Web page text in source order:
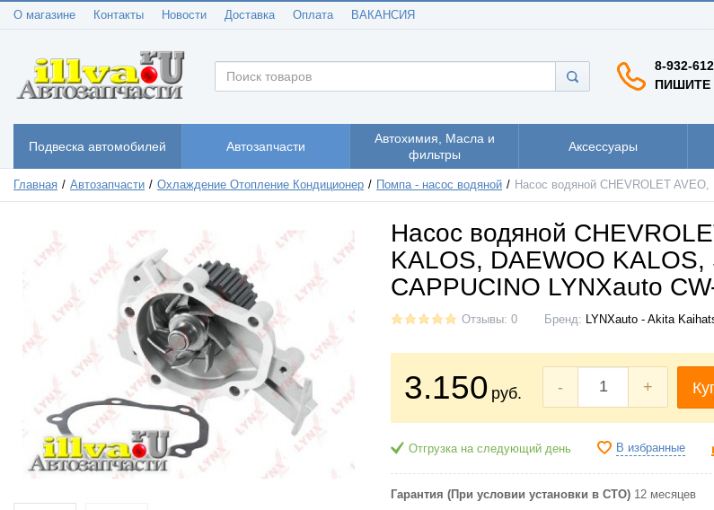
О магазине Контакты Новости Доставка Оплата ВАКАНСИЯ
8-932-
ПИШИТЕ
Подвеска автомобилей Автозапчасти
Автохимия, Масла и
фильтры
Аксессуары
Главная Автозапчасти Охлаждение Отопление Кондиционер Помпа - насос водяной Насос водяной CHEVROLET
Насос водяной
KALOS, DAEWOO KALOS,
CAPPUCINO LYNXauto
Отзывы: 0 Бренд: LYNXauto - Akita
3.150 руб. - +
Отгрузка на следующий день В избранные
Гарантия (При условии установки в СТО) 12 месяцев